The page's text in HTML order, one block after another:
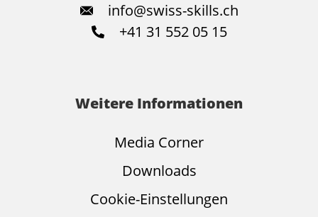
info@swiss-skills.ch
+41 31 552 05 15
Weitere Informationen
Media Corner
Downloads
Cookie-Einstellungen